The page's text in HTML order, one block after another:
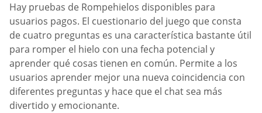
Hay pruebas de Rompehielos disponibles para
usuarios pagos. El cuestionario del juego que consta
de cuatro preguntas es una característica bastante útil
para romper el hielo con una fecha potencial y
aprender qué cosas tienen en común. Permite a los
usuarios aprender mejor una nueva coincidencia con
diferentes preguntas y hace que el chat sea más
divertido y emocionante.